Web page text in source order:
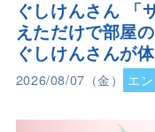
ぐしけんさん 「
えただけで部屋
ぐしけんさんが
2026/08/07（金） エ